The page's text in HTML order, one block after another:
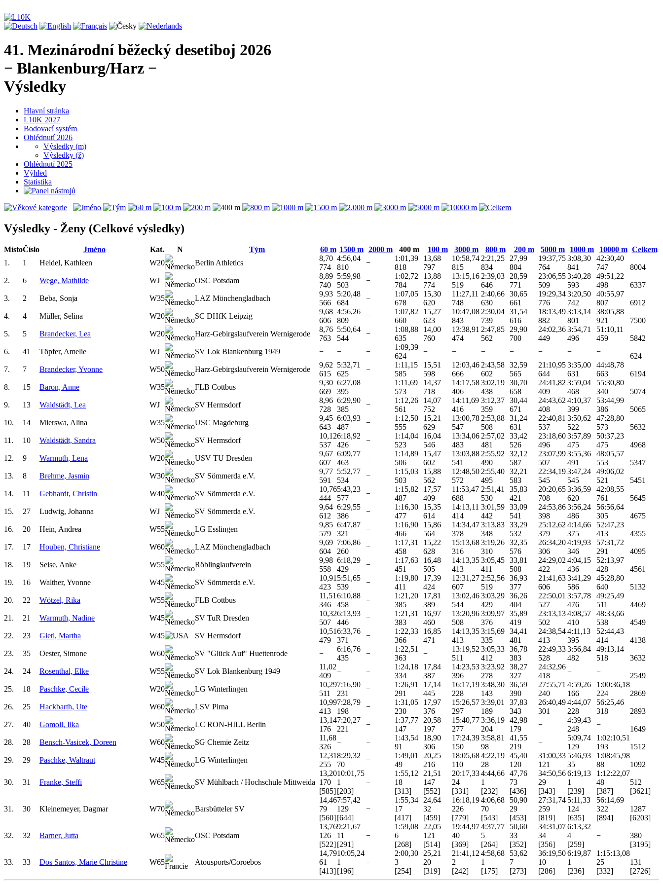
41. Mezinárodní běžecký desetiboj 2026
− Blankenburg/Harz −
Výsledky
Hlavní stránka
L10K 2027
Bodovací systém
Ohlédnutí 2026
Výsledky (m)
Výsledky (ž)
Ohlédnutí 2025
Výhled
Statistika
Výsledky - Ženy (Celkové výsledky)
MístoČíslo Jméno Kat. N Tým 60 m 1500 m 2000 m 400 m 100 m 3000 m 800 m 200 m 5000 m 1000 m 10000 m Celkem
1.
1 Heidel, Kathleen W20 Berlin Athletics
8,70
774
4:56,04
810
−
1:01,39
818
13,68
797
10:58,74
815
2:21,25
834
27,99
804
19:37,75
764
3:08,30
841
42:30,40
747
8004
2.
6 Wege, Mathilde WJ OSC Potsdam
8,89
740
5:59,98
503
−
1:02,72
784
13,88
774
13:15,16
519
2:39,03
646
28,59
771
23:06,55
509
3:40,28
593
49:51,22
498
6337
3.
2 Beba, Sonja W35 LAZ Mönchengladbach
9,93
566
5:20,48
684
−
1:07,05
678
15,30
620
11:27,11
748
2:40,66
630
30,65
661
19:29,34
776
3:20,50
742
40:55,97
807
6912
4.
4 Müller, Selina W20 SC DHfK Leipzig
9,68
606
4:56,26
809
−
1:07,82
660
15,27
623
10:47,08
843
2:30,04
739
31,54
616
18:13,49
882
3:13,14
801
38:05,88
921
7500
5.
5 Brandecker, Lea W20 Harz-Gebirgslaufverein Wernigerode
8,76
763
5:50,64
544
−
1:08,88
635
14,00
760
13:38,91
474
2:47,85
562
29,90
700
24:02,36
449
3:54,71
496
51:10,11
459
5842
6.
41 Töpfer, Amelie WJ SV Lok Blankenburg 1949 − − −
1:09,39
624
− − − − − − −
624
7.
7 Brandecker, Yvonne W50 Harz-Gebirgslaufverein Wernigerode
9,62
615
5:32,71
625
−
1:11,15
585
15,51
598
12:03,46
666
2:43,58
602
32,59
565
21:10,95
644
3:35,00
631
44:48,78
663
6194
8.
15 Baron, Anne W35 FLB Cottbus
9,30
669
6:27,08
395
−
1:11,69
573
14,37
718
14:17,58
406
3:02,19
438
30,70
658
24:41,82
409
3:59,04
468
55:30,80
340
5074
9.
13 Waldstädt, Lea WJ SV Hermsdorf
8,96
728
6:29,90
385
−
1:12,26
561
14,07
752
14:11,69
416
3:12,37
359
30,44
671
24:43,62
408
4:10,37
399
53:44,99
386
5065
10.
14 Mierswa, Alina W35 USC Magdeburg
9,45
643
6:03,93
487
−
1:12,50
555
15,21
629
13:00,78
547
2:53,88
508
31,24
631
22:40,81
537
3:50,62
522
47:28,80
573
5632
11.
10 Waldstädt, Sandra W50 SV Hermsdorf
10,12
537
6:18,92
426
−
1:14,04
523
16,04
546
13:34,06
483
2:57,02
481
33,42
526
23:18,60
496
3:57,89
475
50:37,23
475
4968
12.
9 Warmuth, Lena W20 USV TU Dresden
9,67
607
6:09,77
463
−
1:14,89
506
15,47
602
13:03,88
541
2:55,92
490
32,12
587
23:07,99
507
3:55,36
491
48:05,57
553
5347
13.
8 Brehme, Jasmin W30 SV Sömmerda e.V.
9,77
591
5:52,77
534
−
1:15,03
503
15,88
562
12:48,50
572
2:55,40
495
32,21
583
22:34,19
545
3:47,24
545
49:06,02
521
5451
14.
11 Gebhardt, Christin W40 SV Sömmerda e.V.
10,76
444
5:43,23
577
−
1:15,82
487
17,57
409
11:53,47
688
2:51,41
530
35,83
421
20:20,65
708
3:36,59
620
42:08,55
761
5645
15.
27 Ludwig, Johanna WJ SV Sömmerda e.V.
9,64
612
6:29,55
386
−
1:16,30
477
15,35
614
14:13,11
414
3:01,59
442
33,09
541
24:53,86
398
3:56,24
486
56:56,64
305
4675
16.
20 Hein, Andrea W55 LG Esslingen
9,85
579
6:47,87
321
−
1:16,90
466
15,86
564
14:34,47
378
3:13,83
348
33,29
532
25:12,62
379
4:14,66
375
52:47,23
413
4355
17.
17 Houben, Christiane W60 LAZ Mönchengladbach
9,69
604
7:06,86
260
−
1:17,31
458
15,22
628
15:13,68
316
3:19,26
310
32,35
576
26:34,20
306
4:19,93
346
57:31,72
291
4095
18.
19 Seise, Anke W55 Röblinglaufverein
9,98
558
6:18,29
429
−
1:17,63
451
16,48
505
14:13,35
413
3:05,45
411
33,81
508
24:29,02
422
4:04,15
436
52:13,97
428
4561
19.
16 Walther, Yvonne W45 SV Sömmerda e.V.
10,91
423
5:51,65
539
−
1:19,80
411
17,39
424
12:31,27
607
2:52,56
519
36,93
377
21:41,63
606
3:41,29
586
45:28,80
640
5132
20.
22 Wötzel, Rika W55 FLB Cottbus
11,51
346
6:10,88
458
−
1:21,20
385
17,81
389
13:02,46
544
3:03,29
429
36,26
404
22:50,01
527
3:57,78
476
49:25,49
511
4469
21.
21 Warmuth, Nadine W45 SV TuR Dresden
10,32
507
6:13,93
446
−
1:21,31
383
16,97
460
13:20,96
508
3:09,97
376
35,89
419
23:13,13
502
4:08,57
410
48:33,66
538
4549
22.
23 Gietl, Martha W45 SV Hermsdorf
10,51
479
6:33,76
371
−
1:22,33
366
16,85
471
14:13,35
413
3:15,69
335
34,41
481
24:38,54
413
4:11,13
395
52:44,43
414
4138
23.
35 Oester, Simone W60 SV "Glück Auf" Huettenrode −
6:16,76
435
−
1:22,51
363
−
13:19,52
511
3:05,33
412
36,78
383
22:49,33
528
3:56,84
482
49:13,14
518
3632
24.
24 Rosenthal, Elke W55 SV Lok Blankenburg 1949
11,02
409
− −
1:24,18
334
17,84
387
14:23,53
396
3:23,92
278
38,27
327
24:32,96
418
− −
2549
25.
18 Paschke, Cecile W20 LG Winterlingen
10,29
511
7:16,90
231
−
1:26,91
291
17,14
445
16:17,19
228
3:48,30
143
36,59
390
27:55,71
240
4:59,26
166
1:00:36,18
224
2869
26.
25 Hackbarth, Ute W60 LSV Pirna
10,99
413
7:28,79
198
−
1:31,05
230
17,97
376
15:26,57
297
3:39,01
189
37,83
343
26:40,49
301
4:44,07
228
56:25,46
318
2893
27.
40 Gomoll, Ilka W50 LC RON-HILL Berlin
13,14
176
7:20,27
221
−
1:37,77
147
20,58
197
15:40,77
277
3:36,19
204
42,98
179
−
4:39,43
248
−
1649
28.
28 Bensch-Vasicek, Doreen W60 SG Chemie Zeitz
11,68
326
− −
1:43,54
91
18,90
306
17:24,39
150
3:58,81
98
41,55
219
−
5:09,74
129
1:02:10,51
193
1512
29.
29 Paschke, Waltraut W45 LG Winterlingen
12,31
255
8:29,32
70
−
1:49,01
49
20,25
216
18:05,68
110
4:22,19
28
45,40
120
31:00,33
121
5:46,93
35
1:08:45,98
88
1092
30. 31 Franke, Steffi W65 SV Mühlbach / Hochschule Mittweida
13,20
170
[585]
10:01,75
1
[203]
−
1:55,12
18
[313]
21,51
147
[552]
20:17,33
24
[331]
4:44,66
1
[232]
47,76
73
[436]
34:50,56
29
[343]
6:19,13
1
[239]
1:12:22,07
48
[387]
512
[3621]
31. 30 Kleinemeyer, Dagmar W70 Barsbütteler SV
14,46
79
[560]
7:57,42
129
[644]
−
1:55,34
17
[417]
24,64
32
[459]
16:18,19
226
[779]
4:06,68
70
[543]
50,90
29
[453]
27:31,74
259
[819]
5:11,33
124
[635]
56:14,69
322
[894]
1287
[6203]
32. 32 Barner, Jutta W65 OSC Potsdam
13,76
126
[522]
9:21,67
11
[291]
−
1:59,08
6
[268]
22,05
121
[514]
19:44,97
40
[369]
4:37,77
5
[264]
50,60
33
[352]
34:31,07
34
[356]
6:13,32
4
[259]
−
380
[3195]
33. 33 Dos Santos, Marie Christine W65 Atousports/Coroebos
14,79
61
[413]
10:05,24
1
[196]
−
2:00,30
3
[254]
25,21
20
[319]
21:41,12
2
[242]
4:58,68
1
[175]
53,62
7
[273]
36:19,50
10
[286]
6:19,87
1
[236]
1:15:13,08
25
[332]
131
[2726]